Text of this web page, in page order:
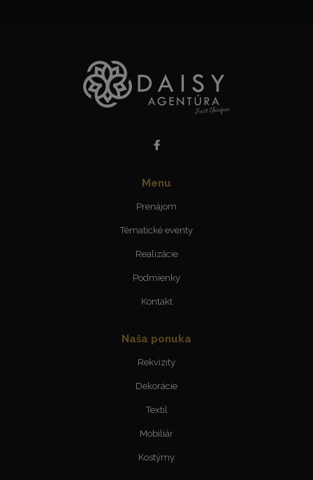
Menu
Prenájom
Tématické eventy
Realizácie
Podmienky
Kontakt
Naša ponuka
Rekvizity
Dekorácie
Textil
Mobiliár
Kostýmy